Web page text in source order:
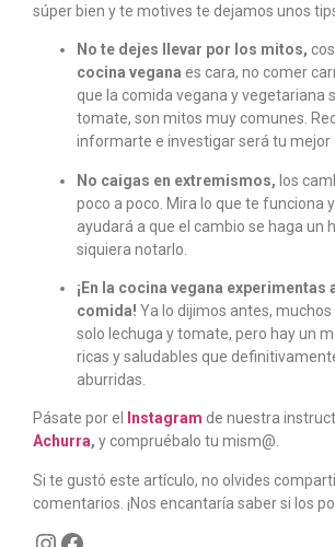
súper bien y te motives te dejamos unos
No te dejes llevar por los mitos,
cocina vegana es cara, no comer
que la comida vegana y vegetariana
tomate, son mitos muy comunes.
informarte e investigar será tu mejor
No caigas en extremismos, los
poco a poco. Mira lo que te funciona
ayudará a que el cambio se haga un
siquiera notarlo.
¡En la cocina vegana experimentas
comida! Ya lo dijimos antes,
solo lechuga y tomate, pero hay un
ricas y saludables que
aburridas.
Pásate por el Instagram de nuestra
Achurra, y compruébalo tu mism@.
Si te gustó este artículo, no olvides
comentarios. ¡Nos encantaría saber si los